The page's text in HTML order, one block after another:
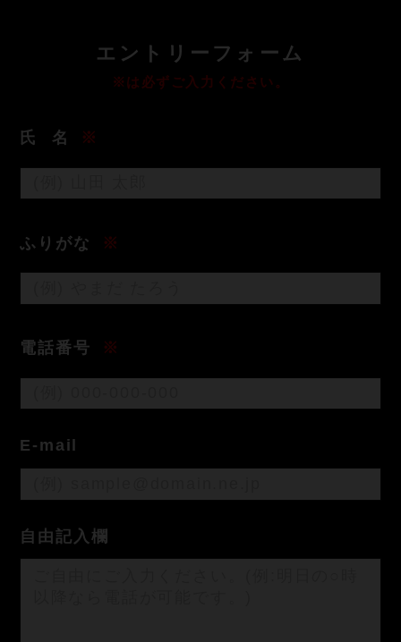
エ ントリーフォーム
※は必ずご入力ください。
氏名 ※
ふりがな ※
電話番号 ※
E-mail
自由記入欄